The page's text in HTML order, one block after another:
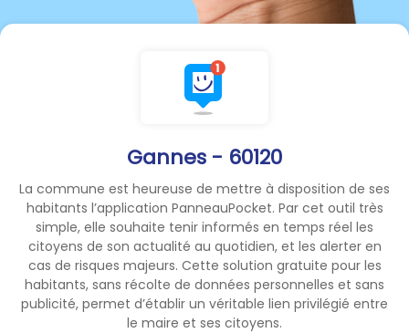
Gannes - 60120
La commune est heureuse de mettre à disposition de ses
habitants l’application PanneauPocket. Par cet outil très
simple, elle souhaite tenir informés en temps réel les
citoyens de son actualité au quotidien, et les alerter en
cas de risques majeurs. Cette solution gratuite pour les
habitants, sans récolte de données personnelles et sans
publicité, permet d’établir un véritable lien privilégié entre
le maire et ses citoyens.